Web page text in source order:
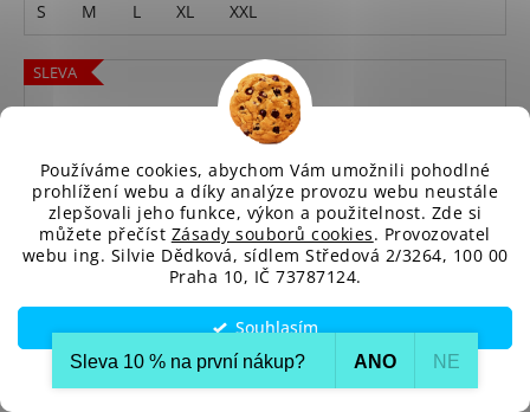
Používáme cookies, abychom Vám umožnili pohodlné
prohlížení webu a díky analýze provozu webu neustále
zlepšovali jeho funkce, výkon a použitelnost. Zde si
můžete přečíst Zásady souborů cookies. Provozovatel
webu ing. Silvie Dědková, sídlem Středová 2/3264, 100 00
Praha 10, IČ 73787124.
Souhlasím
Nastavení
S M L XL XXL
SLEVA
Sleva 10 % na první nákup?​ ANO NE